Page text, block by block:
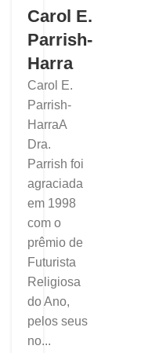
Carol E.
Parrish-
Harra
Carol E.
Parrish-
HarraA
Dra.
Parrish foi
agraciada
em 1998
com o
prêmio de
Futurista
Religiosa
do Ano,
pelos seus
no...